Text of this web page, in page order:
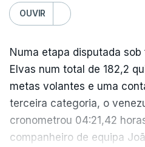
OUVIR
Numa etapa disputada
Elvas num total de 182,2
metas volantes e uma
terceira categoria, o
cronometrou 04:21,42
companheiro de equipa